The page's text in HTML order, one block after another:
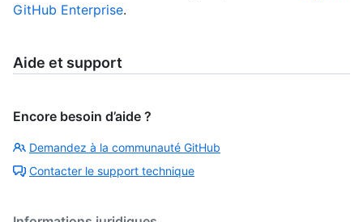
GitHub Enterprise.
Aide et support
Encore besoin d’aide ?
Demandez à la communauté GitHub
Contacter le support technique